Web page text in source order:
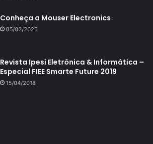
Conheça a Mouser Electronics
05/02/2025
Revista Ipesi Eletrônica & Informática –
Especial FIEE Smarte Future 2019
15/04/2018